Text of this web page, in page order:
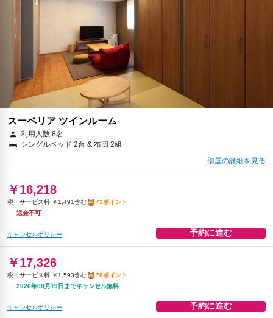
スーペリア ツインルーム
利用人数 8名
シングルベッド 2台 & 布団 2組
部屋の詳細を見る
￥16,218
税・サービス料 ￥1,491含む
73ポイント
返金不可
キャンセルポリシー 予約に進む
￥17,326
税・サービス料 ￥1,593含む
78ポイント
2026年08月19日までキャンセル無料
キャンセルポリシー 予約に進む